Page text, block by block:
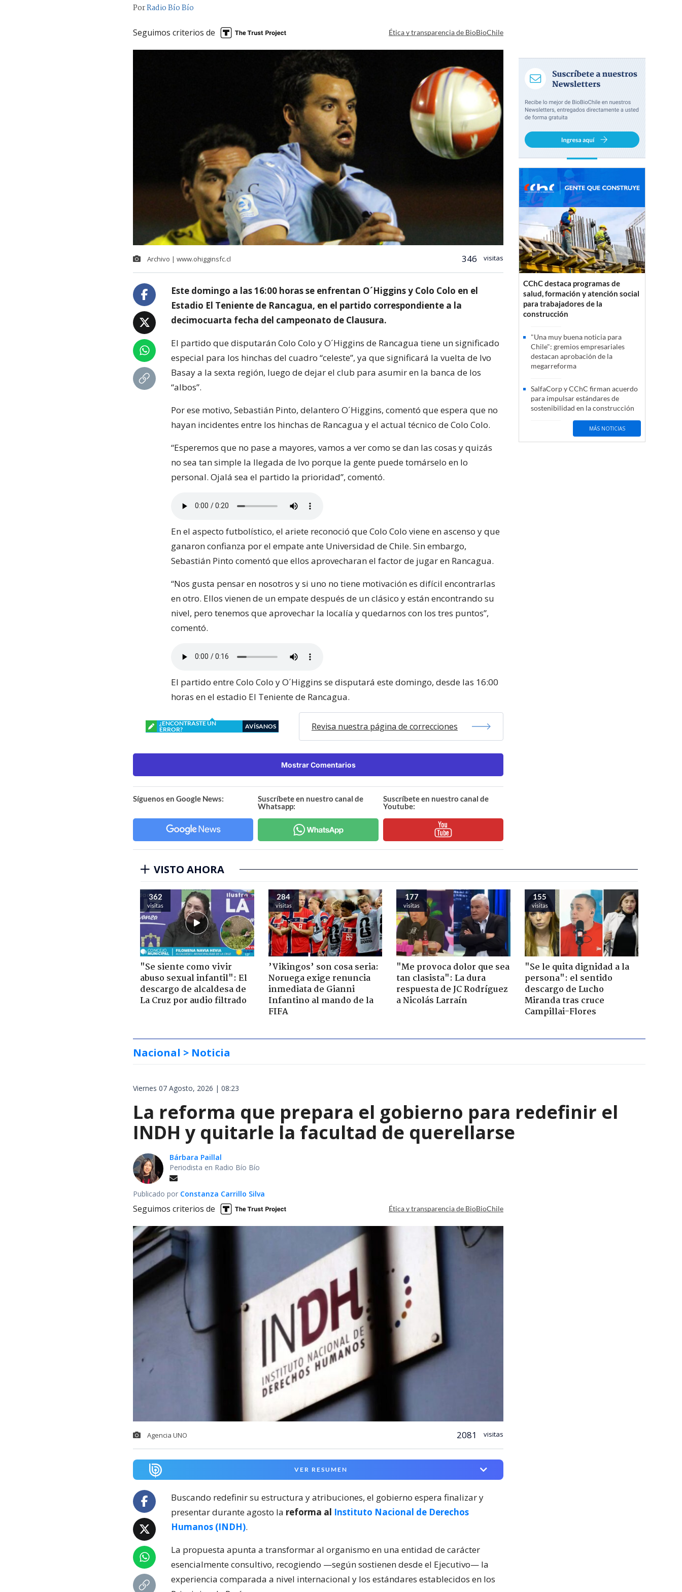
PorRadio Bío Bío
Seguimos criterios de Ética y transparencia de BioBioChile
Archivo | www.ohigginsfc.cl 346 visitas
Este domingo a las 16:00 horas se enfrentan O´Higgins y Colo Colo en el
Estadio El Teniente de Rancagua, en el partido correspondiente a la
decimocuarta fecha del campeonato de Clausura.
El partido que disputarán Colo Colo y O´Higgins de Rancagua tiene un significado
especial para los hinchas del cuadro “celeste”, ya que significará la vuelta de Ivo
Basay a la sexta región, luego de dejar el club para asumir en la banca de los
“albos”.
Por ese motivo, Sebastián Pinto, delantero O´Higgins, comentó que espera que no
hayan incidentes entre los hinchas de Rancagua y el actual técnico de Colo Colo.
“Esperemos que no pase a mayores, vamos a ver como se dan las cosas y quizás
no sea tan simple la llegada de Ivo porque la gente puede tomárselo en lo
personal. Ojalá sea el partido la prioridad”, comentó.
En el aspecto futbolístico, el ariete reconoció que Colo Colo viene en ascenso y que
ganaron confianza por el empate ante Universidad de Chile. Sin embargo,
Sebastián Pinto comentó que ellos aprovecharan el factor de jugar en Rancagua.
“Nos gusta pensar en nosotros y si uno no tiene motivación es difícil encontrarlas
en otro. Ellos vienen de un empate después de un clásico y están encontrando su
nivel, pero tenemos que aprovechar la localía y quedarnos con los tres puntos”,
comentó.
El partido entre Colo Colo y O´Higgins se disputará este domingo, desde las 16:00
horas en el estadio El Teniente de Rancagua.
¿ENCONTRASTE UN
ERROR?
AVÍSANOS Revisa nuestra página de correcciones
Mostrar Comentarios
Síguenos en Google News:
Suscríbete en nuestro canal de
Whatsapp:
Suscríbete en nuestro canal de
Youtube:
CChC destaca programas de
salud, formación y atención social
para trabajadores de la
construcción
"Una muy buena noticia para
Chile": gremios empresariales
destacan aprobación de la
megarreforma
SalfaCorp y CChC firman acuerdo
para impulsar estándares de
sostenibilidad en la construcción
MÁS NOTICIAS
VISTO AHORA
362
visitas
"Se siente como vivir
abuso sexual infantil": El
descargo de alcaldesa de
La Cruz por audio filtrado
284
visitas
’Vikingos’ son cosa seria:
Noruega exige renuncia
inmediata de Gianni
Infantino al mando de la
FIFA
177
visitas
"Me provoca dolor que sea
tan clasista": La dura
respuesta de JC Rodríguez
a Nicolás Larraín
155
visitas
"Se le quita dignidad a la
persona": el sentido
descargo de Lucho
Miranda tras cruce
Campillai-Flores
Nacional > Noticia
Viernes 07 Agosto, 2026 | 08:23
La reforma que prepara el gobierno para redefinir el
INDH y quitarle la facultad de querellarse
Bárbara Paillal
Periodista en Radio Bío Bío
Publicado por Constanza Carrillo Silva
Seguimos criterios de Ética y transparencia de BioBioChile
Agencia UNO 2081 visitas
VER RESUMEN
Buscando redefinir su estructura y atribuciones, el gobierno espera finalizar y
presentar durante agosto la reforma al Instituto Nacional de Derechos
Humanos (INDH).
La propuesta apunta a transformar al organismo en una entidad de carácter
esencialmente consultivo, recogiendo —según sostienen desde el Ejecutivo— la
experiencia comparada a nivel internacional y los estándares establecidos en los